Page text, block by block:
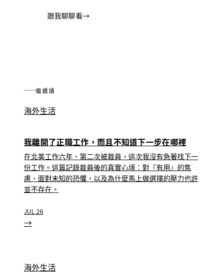
跟我聊聊看→
繼續讀
海外生活
我離開了正職工作，而且不知道下一步在哪裡
在北美工作六年、第二次被裁員，這次我沒有急著找下一
份工作。這篇記錄裁員後的真實心境：對『有用』的焦
慮、面對未知的恐懼，以及為什麼馬上做選擇的壓力也許
並不存在。
JUL 26
→
海外生活